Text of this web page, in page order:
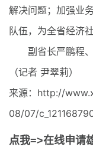
解决问题；加强业
队伍，为全省经济
副省长严鹏程、
（记者 尹翠莉）
来源：http://
08/07/
点我=>在线申请